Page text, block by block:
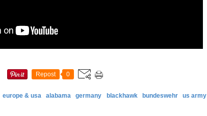
Repost 0
europe & usa alabama germany blackhawk bundeswehr
us army